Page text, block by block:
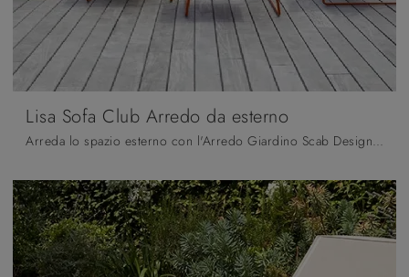
Lisa Sofa Club Arredo da esterno
Arreda lo spazio esterno con l'Arredo Giardino Scab Design! Set e tavolini da giardino in metallo, come il modello Lisa Sofa Club Arredo da esterno, ...